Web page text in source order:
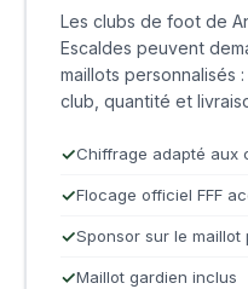
Les clubs de foot de
Escaldes peuvent
maillots personnalisés
club, quantité et
Chiffrage adapté aux
Flocage officiel FFF
Sponsor sur le maillot
Maillot gardien inclus